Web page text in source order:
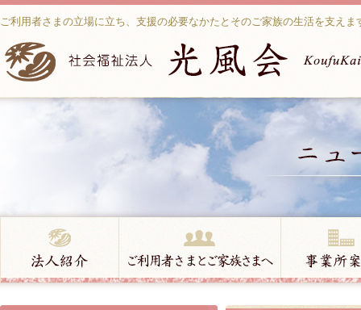
ご利用者さまの立場に立ち、支援の必要なかたとそのご家族の生活を支えま